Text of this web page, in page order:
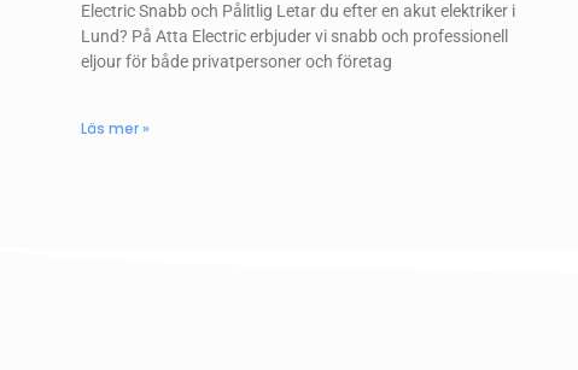
Electric Snabb och Pålitlig Letar du efter en akut elektriker i
Lund? På Atta Electric erbjuder vi snabb och professionell
eljour för både privatpersoner och företag
Läs mer »